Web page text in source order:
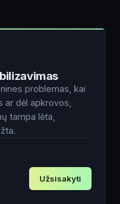
problemas, kai
ar dėl apkrovos,
tampa lėta,
Užsisakyti